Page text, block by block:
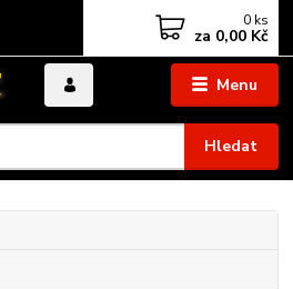
Menu
Hledat
0 ks
za 0,00 Kč